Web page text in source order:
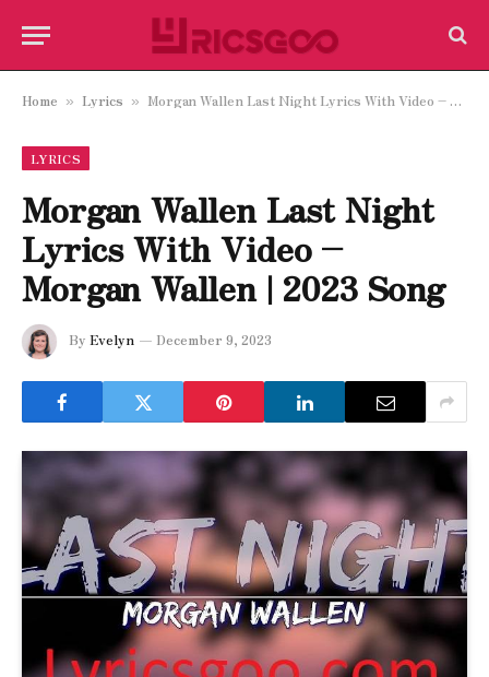
Home » Lyrics » Morgan Wallen Last Night Lyrics With Video – Morgan Wallen | 2023 Song
LYRICS
Morgan Wallen Last Night
Lyrics With Video –
Morgan Wallen | 2023 Song
By Evelyn December 9, 2023